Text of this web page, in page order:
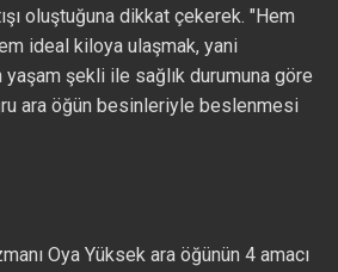
oluştuğuna dikkat çekerek. "Hem
ideal kiloya ulaşmak, yani
şekli ile sağlık durumuna göre
ara öğün besinleriyle beslenmesi
Oya Yüksek ara öğünün 4 amacı